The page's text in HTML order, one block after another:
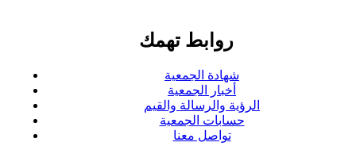
روابط تهمك
شهادة الجمعية
أخبار الجمعية
الرؤية والرسالة والقيم
حسابات الجمعية
تواصل معنا